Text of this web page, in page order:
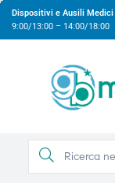
Dispositivi e Ausili Medici
9:00/13:00 – 14:00/18:00